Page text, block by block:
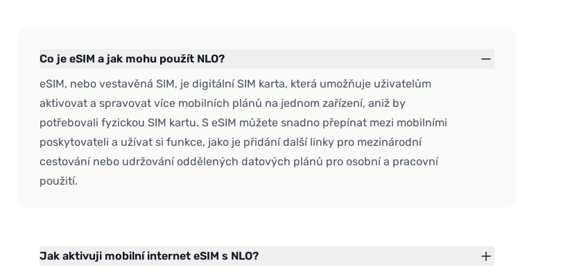
Co je eSIM a jak mohu použít NLO?
eSIM, nebo vestavěná SIM, je digitální SIM karta, která umožňuje uživatelům
aktivovat a spravovat více mobilních plánů na jednom zařízení, aniž by
potřebovali fyzickou SIM kartu. S eSIM můžete snadno přepínat mezi mobilními
poskytovateli a užívat si funkce, jako je přidání další linky pro mezinárodní
cestování nebo udržování oddělených datových plánů pro osobní a pracovní
použití.
Jak aktivuji mobilní internet eSIM s NLO?